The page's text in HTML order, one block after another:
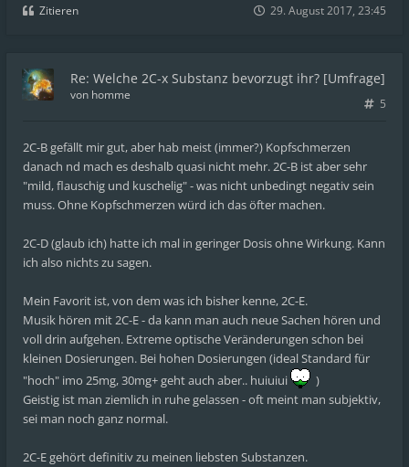
Zitieren 29. August 2017, 23:45
Re: Welche 2C-x Substanz bevorzugt ihr? [Umfrage]
5
von homme
2C-B gefällt mir gut, aber hab meist (immer?) Kopfschmerzen
danach nd mach es deshalb quasi nicht mehr. 2C-B ist aber sehr
"mild, flauschig und kuschelig" - was nicht unbedingt negativ sein
muss. Ohne Kopfschmerzen würd ich das öfter machen.
2C-D (glaub ich) hatte ich mal in geringer Dosis ohne Wirkung. Kann
ich also nichts zu sagen.
Mein Favorit ist, von dem was ich bisher kenne, 2C-E.
Musik hören mit 2C-E - da kann man auch neue Sachen hören und
voll drin aufgehen. Extreme optische Veränderungen schon bei
kleinen Dosierungen. Bei hohen Dosierungen (ideal Standard für
"hoch" imo 25mg, 30mg+ geht auch aber.. huiuiui
)
Geistig ist man ziemlich in ruhe gelassen - oft meint man subjektiv,
sei man noch ganz normal.
2C-E gehört definitiv zu meinen liebsten Substanzen.